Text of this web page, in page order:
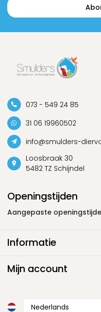
073 - 549 24 85
31 06 19960502
info@smulders-
Loosbraak 30
5482 TZ Schijndel
Openingstijden
Aangepaste
Informatie
Mijn account